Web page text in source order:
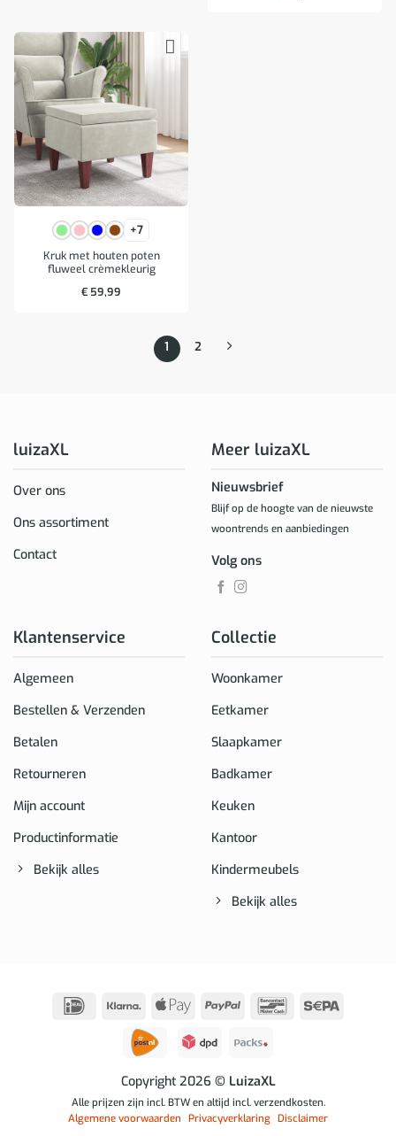
+7
Kruk met houten poten
fluweel crèmekleurig
€59,99
1 2
luizaXL
Over ons
Ons assortiment
Contact
Klantenservice
Algemeen
Bestellen & Verzenden
Betalen
Retourneren
Mijn account
Productinformatie
Bekijk alles
Collectie
Woonkamer
Eetkamer
Slaapkamer
Badkamer
Keuken
Kantoor
Kindermeubels
Bekijk alles
Meer luizaXL
Nieuwsbrief
Blijf op de hoogte van de nieuwste
woontrends en aanbiedingen
Volg ons
IDeal Klarna
Apple
PayPal BancontactSepa
Copyright 2026 © LuizaXL
Alle prijzen zijn incl. BTW en altijd incl. verzendkosten.
Algemene voorwaarden Privacyverklaring Disclaimer